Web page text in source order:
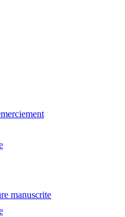
manuscrite